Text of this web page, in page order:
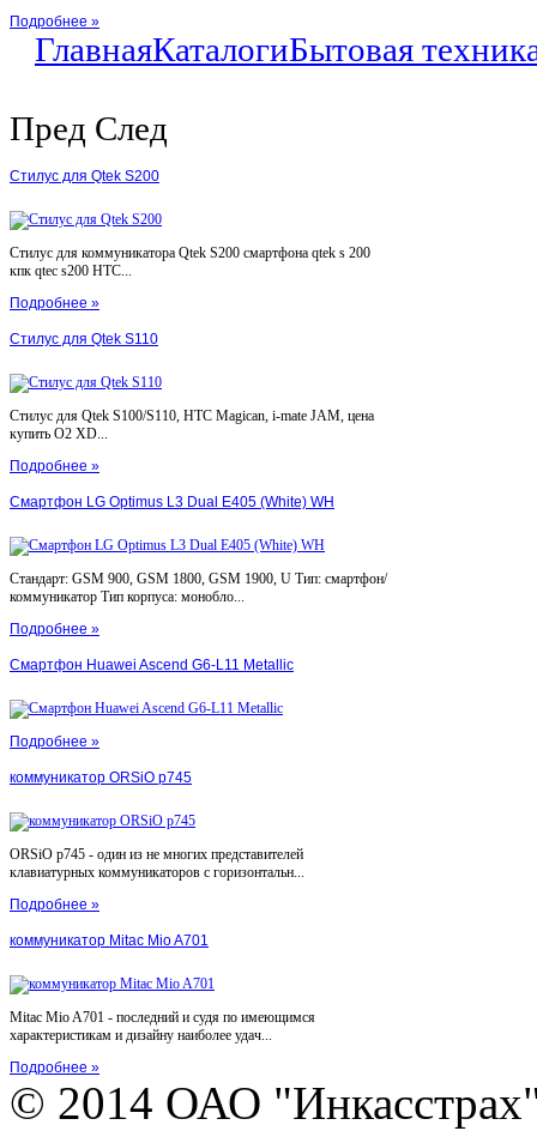
Подробнее »
ГлавнаяКаталогиБытовая
Пред След
Стилус для Qtek S200
Стилус для коммуникатора Qtek S200 смартфона qtek s 200
кпк qtec s200 HTC...
Подробнее »
Стилус для Qtek S110
Стилус для Qtek S100/S110, HTC Magican, i-mate JAM, цена
купить O2 XD...
Подробнее »
Смартфон LG Optimus L3 Dual E405 (White) WH
Стандарт: GSM 900, GSM 1800, GSM 1900, U Тип: смартфон/
коммуникатор Тип корпуса: монобло...
Подробнее »
Смартфон Huawei Ascend G6-L11 Metallic
Подробнее »
коммуникатор ORSiO p745
ORSiO p745 - один из не многих представителей
клавиатурных коммуникаторов с горизонтальн...
Подробнее »
коммуникатор Mitac Mio A701
Mitac Mio A701 - последний и судя по имеющимся
характеристикам и дизайну наиболее удач...
Подробнее »
© 2014 ОАО